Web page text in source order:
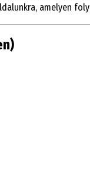
amelyen